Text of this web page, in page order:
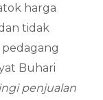
harga
tidak
Buhari
penjualan